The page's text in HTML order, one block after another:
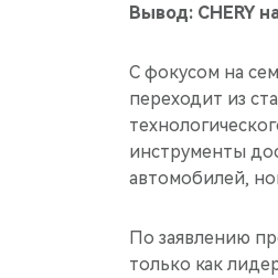
Вывод: CHERY
С фокусом на
переходит из
инструменты
автомобилей,
По заявлению
только как